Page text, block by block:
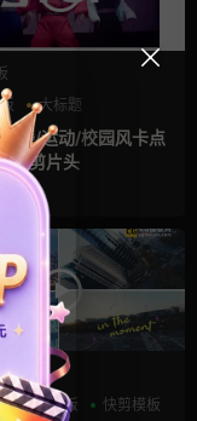
大标题
舞/运动/校园风卡点
快剪片头
01-11
卡点模板 快剪模板